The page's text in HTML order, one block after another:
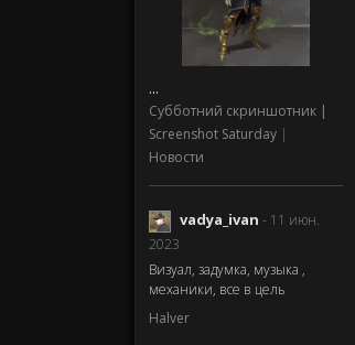
...
Субботний скриншотник |
Screenshot Saturday |
Новости
vadya_ivan - 11 июн.
2023
Визуал, задумка, музыка ,
механики, все в цель
Halver